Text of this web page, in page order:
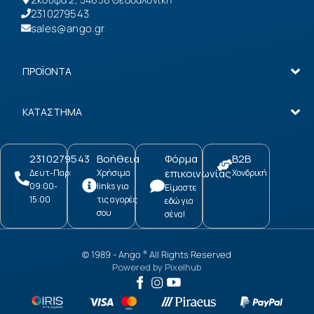
2310279543
sales@ango.gr
ΠΡΟΪΟΝΤΑ
ΚΑΤΑΣΤΗΜΑ
2310279543
Δευτ-Παρ:
09:00-
15:00
Βοήθεια
Χρήσιμα
links για
τις αγορές
σου
Φόρμα
επικοινωνίας
Είμαστε
εδώ για
σένα!
B2B
Χονδρική
© 1989 -Ango® All Rights Reserved
Powered by Pixelhub